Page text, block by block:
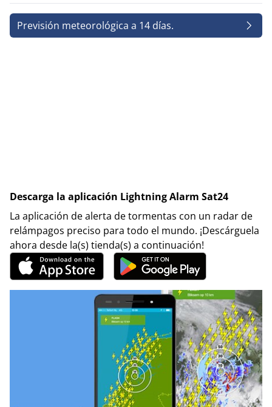
Previsión meteorológica a 14 días.
Descarga la aplicación Lightning Alarm Sat24
La aplicación de alerta de tormentas con un radar de
relámpagos preciso para todo el mundo. ¡Descárguela
ahora desde la(s) tienda(s) a continuación!